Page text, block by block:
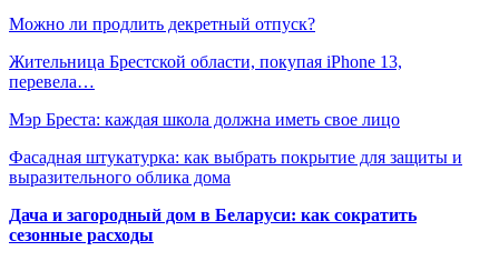
Можно ли продлить декретный отпуск?
Жительница Брестской области, покупая iPhone 13,
перевела…
Мэр Бреста: каждая школа должна иметь свое лицо
Фасадная штукатурка: как выбрать покрытие для защиты и
выразительного облика дома
Дача и загородный дом в Беларуси: как сократить
сезонные расходы